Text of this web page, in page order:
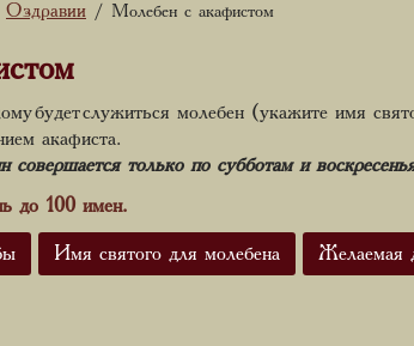
О здравии / Молебен с акафистом
будет служиться молебен (укажите имя
акафиста.
только по субботам и
до 100 имен.
Имя святого для молебена Желаемая